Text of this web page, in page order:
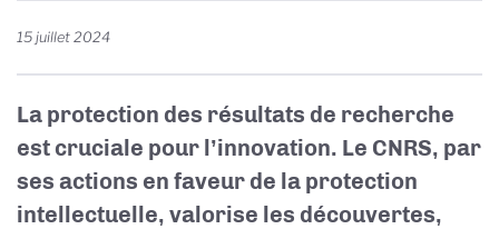
15 juillet 2024
La protection des résultats de recherche
est cruciale pour l’innovation. Le CNRS, par
ses actions en faveur de la protection
intellectuelle, valorise les découvertes,